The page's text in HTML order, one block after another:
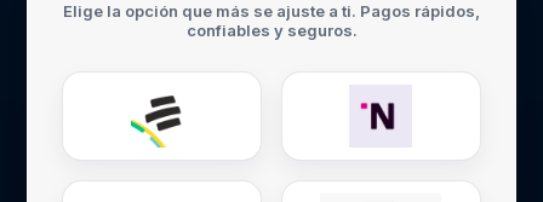
Elige la opción que más se ajuste a ti. Pagos rápidos,
confiables y seguros.